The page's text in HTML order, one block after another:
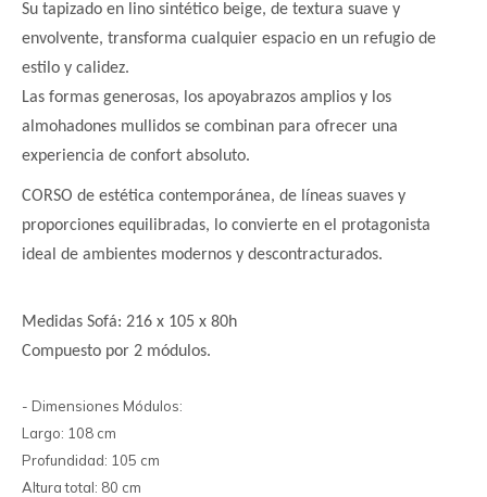
Su tapizado en lino sintético beige, de textura suave y
envolvente, transforma cualquier espacio en un refugio de
estilo y calidez.
Las formas generosas, los apoyabrazos amplios y los
almohadones mullidos se combinan para ofrecer una
experiencia de confort absoluto.
CORSO de estética contemporánea, de líneas suaves y
proporciones equilibradas, lo convierte en el protagonista
ideal de ambientes modernos y descontracturados.
Medidas Sofá: 216 x 105 x 80h
Compuesto por 2 módulos.
- Dimensiones Módulos:
Largo: 108 cm
Profundidad: 105 cm
Altura total: 80 cm